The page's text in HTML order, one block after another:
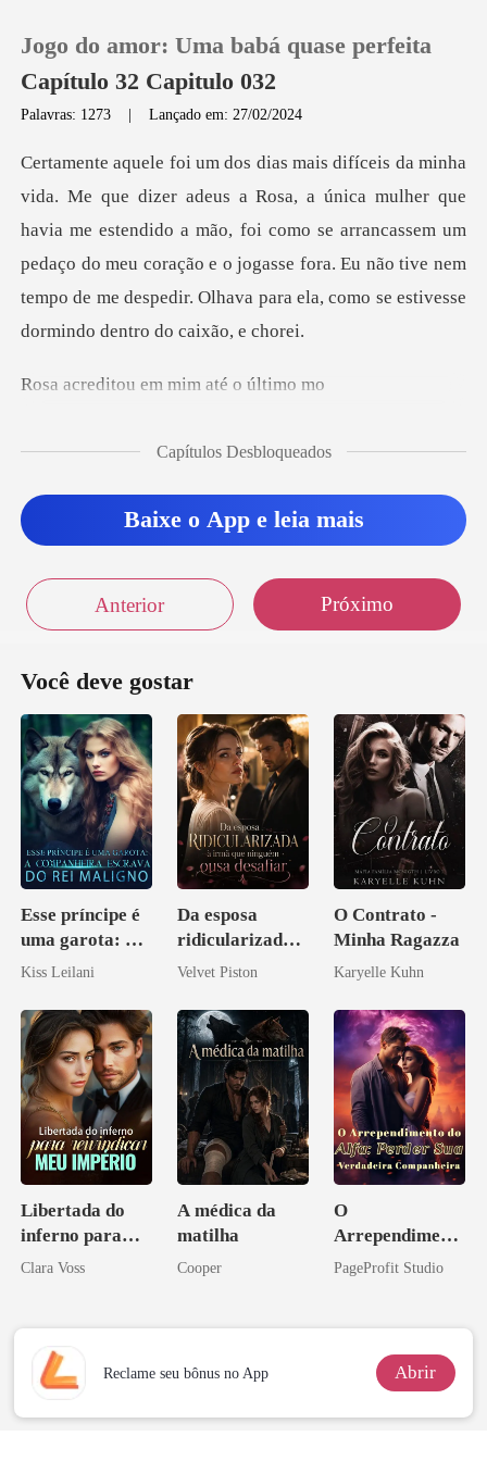
0
Jogo do amor: Uma babá quase perfeita
Capítulo 32 Capitulo 032
Palavras: 1273 |Lançado em: 27/02/2024
r que
havia me estendido a mão, foi como se arrancassem um
pedaço do meu coração e o jogasse fora. Eu n
ou em mim at
Capítulos Desbloqueados
Baixe o App e leia mais
Anterior Próximo
Você deve gostar
Esse príncipe é
uma garota: A
companheira
maligno
Kiss Leilani
Da esposa
ridicularizada à
irmã que
desafiar
Velvet Piston
O Contrato -
Minha Ragazza
Karyelle Kuhn
Libertada do
inferno para
reivindicar meu
Clara Voss
A médica da
matilha
Cooper
O
Arrependiment
o do Alfa:
Companheira
PageProfit Studio
Reclame seu bônus no App Abrir